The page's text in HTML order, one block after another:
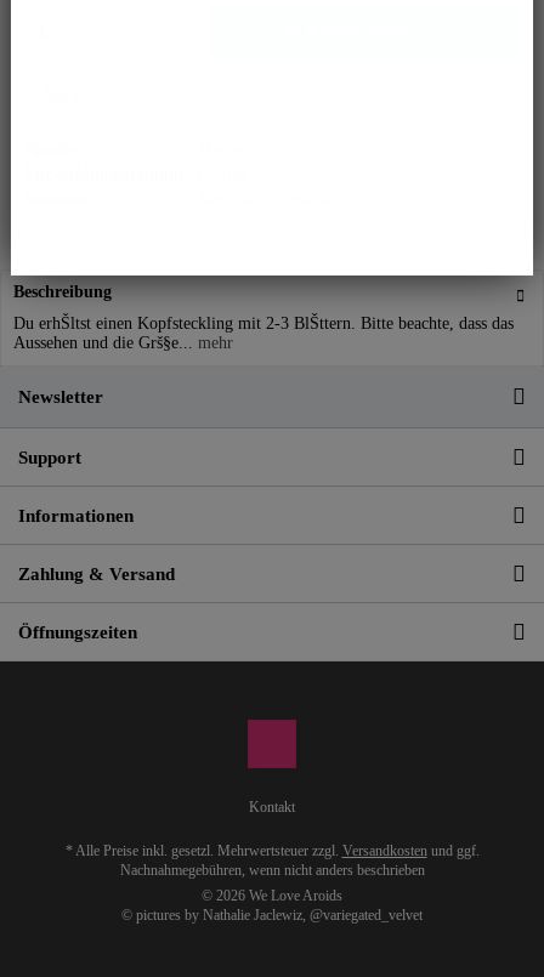
Beschreibung
Du erhŠltst einen Kopfsteckling mit 2-3 BlŠttern. Bitte beachte, dass das
Aussehen und die Grš§e... mehr
Newsletter
Support
Informationen
Zahlung & Versand
Öffnungszeiten
Kontakt
* Alle Preise inkl. gesetzl. Mehrwertsteuer zzgl. Versandkostenund ggf.
Nachnahmegebühren, wenn nicht anders beschrieben
© 2026 We Love Aroids
© pictures by Nathalie Jaclewiz, @variegated_velvet